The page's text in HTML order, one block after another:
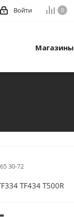
0
Войти
Магазины
30-72
TF434 Т500R